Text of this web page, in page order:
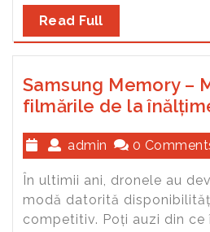
Read Full
Samsung Memory –
filmările de la
admin 0
În ultimii ani, dronele au
modă datorită
competitiv. Poți auzi din ce